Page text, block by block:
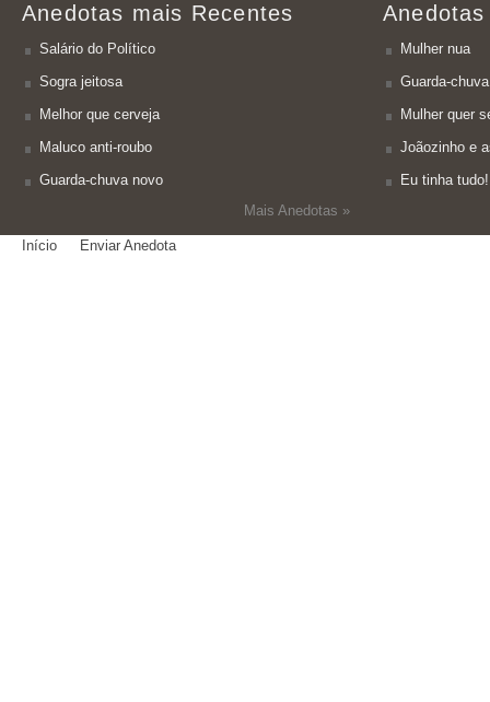
Anedotas mais Recentes
Salário do Político
Sogra jeitosa
Melhor que cerveja
Maluco anti-roubo
Guarda-chuva novo
Mais Anedotas »
Mulher nua
Guarda-
Mulher quer
Joãozinho e
Eu tinha tudo!
Início Enviar Anedota